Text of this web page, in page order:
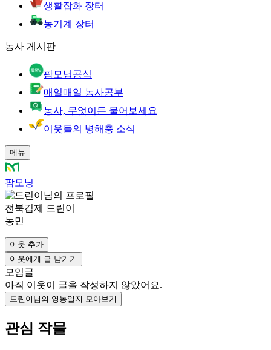
생활잡화 장터
농기계 장터
농사 게시판
팜모닝공식
매일매일 농사공부
농사, 무엇이든 물어보세요
이웃들의 병해충 소식
메뉴
팜모닝
전북김제 드린이
농민
이웃 추가
이웃에게 글 남기기
모임글
아직 이웃이 글을 작성하지 않았어요.
드린이님의 영농일지 모아보기
관심 작물